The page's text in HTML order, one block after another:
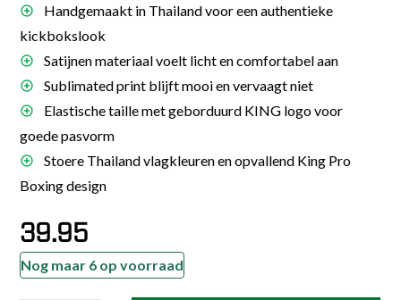
Handgemaakt in Thailand voor een authentieke
kickbokslook
Satijnen materiaal voelt licht en comfortabel aan
Sublimated print blijft mooi en vervaagt niet
Elastische taille met geborduurd KING logo voor
goede pasvorm
Stoere Thailand vlagkleuren en opvallend King Pro
Boxing design
39.95
Nog maar 6 op voorraad